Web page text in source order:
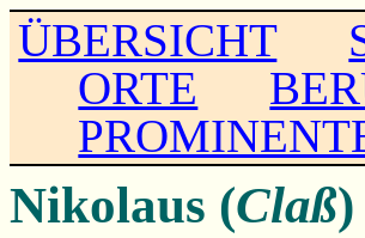
ÜBERSICHT
ORTE
Nikolaus (Claß)